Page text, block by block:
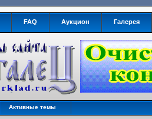
FAQ Аукцион Галерея
Активные темы